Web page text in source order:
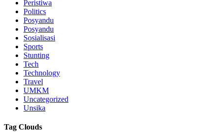
Peristiwa
Politics
Posyandu
Posyandu
Sosialisasi
Sports
Stunting
Tech
Technology
Travel
UMKM
Uncategorized
Unsika
Tag Clouds